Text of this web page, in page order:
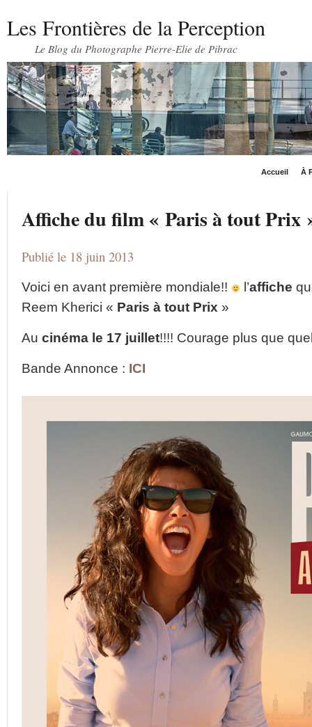
Les Frontières de la Perception
Le Blog du Photographe Pierre-Elie de Pibrac
Accueil À
Affiche du film « Paris à tout Prix
Publié le 18 juin 2013
Voici en avant première mondiale!! l’affiche
Reem Kherici « Paris à tout Prix »
Au cinéma le 17 juillet!!!! Courage plus que
Bande Annonce : ICI